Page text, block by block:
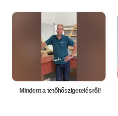
Mindent a tetőhőszigetelésről!